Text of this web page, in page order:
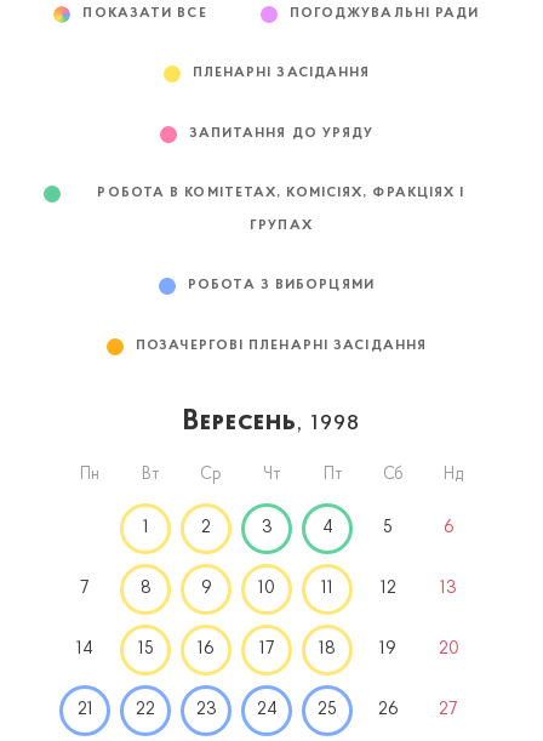
ПОКАЗАТИ ВСЕ ПОГОДЖУВАЛЬНІ РАДИ
ПЛЕНАРНІ ЗАСІДАННЯ
ЗАПИТАННЯ ДО УРЯДУ
РОБОТА В КОМІТЕТАХ, КОМІСІЯХ, ФРАКЦІЯХ І
ГРУПАХ
РОБОТА З ВИБОРЦЯМИ
ПОЗАЧЕРГОВІ ПЛЕНАРНІ ЗАСІДАННЯ
Вересень, 1998
Пн Вт Ср Чт Пт Сб Нд
1 2 3 4 5 6
7 8 9 10 11 12 13
14 15 16 17 18 19 20
21 22 23 24 25 26 27